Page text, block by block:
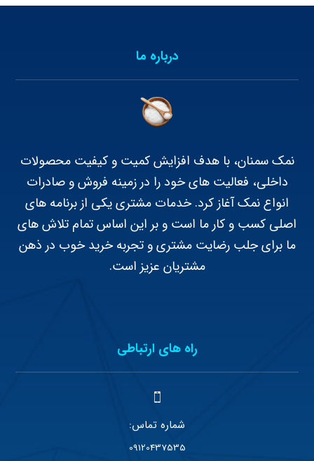
درباره ما
نمک سمنان، با هدف افزایش کمیت و کیفیت محصولات
داخلی، فعالیت های خود را در زمینه فروش و صادرات
انواع نمک آغاز کرد. خدمات مشتری یکی از برنامه های
اصلی کسب و کار ما است و بر این اساس تمام تلاش های
ما برای جلب رضایت مشتری و تجربه خرید خوب در ذهن
مشتریان عزیز است.
راه های ارتباطی
شماره تماس:
09120437535